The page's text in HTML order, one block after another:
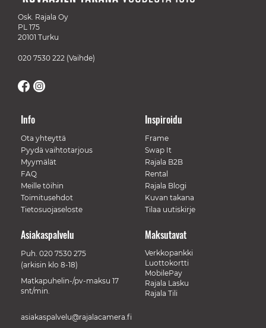
Osk. Rajala Oy
PL 175
20101 Turku
020 7530 222 (Vaihde)
Info
Ota yhteyttä
Pyydä vaihtotarjous
Myymälät
FAQ
Meille töihin
Toimitusehdot
Tietosuojaseloste
Inspiroidu
Frame
Swap It
Rajala B2B
Rental
Rajala Blogi
Kuvan takana
Tilaa uutiskirje
Maksutavat
Verkkopankki
Luottokortti
MobilePay
Rajala Lasku
Rajala Tili
Asiakaspalvelu
Puh. 020 7530 275
(arkisin klo 8-18)
Matkapuhelin-/pv-maksu 17
snt/min.
asiakaspalvelu@rajalacamera.fi